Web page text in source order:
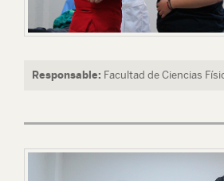
Responsable: Facultad de Ciencias